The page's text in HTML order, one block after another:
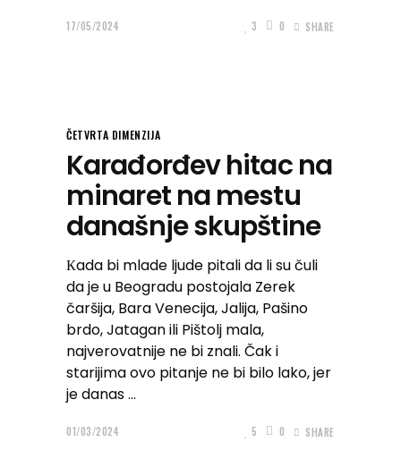
17/05/2024 3 0 SHARE
ČETVRTA DIMENZIJA
Karađorđev hitac na
minaret na mestu
današnje skupštine
Кada bi mlade ljude pitali da li su čuli
da je u Beogradu postojala Zerek
čaršija, Bara Venecija, Jalija, Pašino
brdo, Jatagan ili Pištolj mala,
najverovatnije ne bi znali. Čak i
starijima ovo pitanje ne bi bilo lako, jer
je danas
01/03/2024 5 0 SHARE